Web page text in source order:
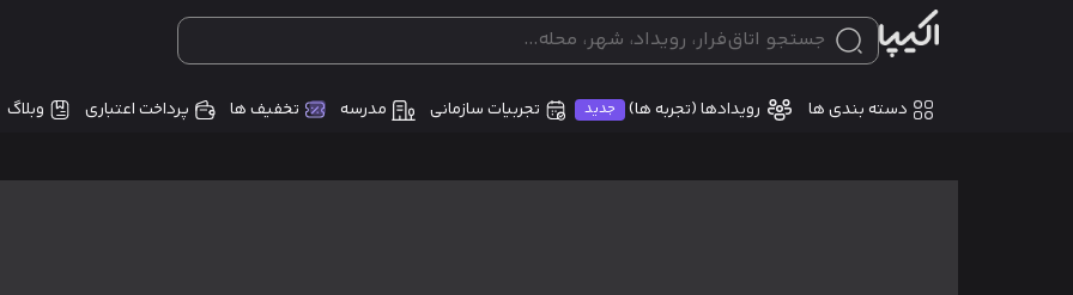
دسته بندی ها رویدادها (تجربه ها) جدید تجربیات سازمانی مدرسه تخفیف ها پرداخت اعتباری وبلاگ